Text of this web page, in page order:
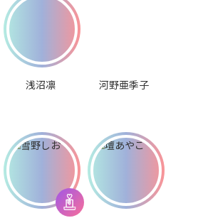
浅沼凛 河野亜季子